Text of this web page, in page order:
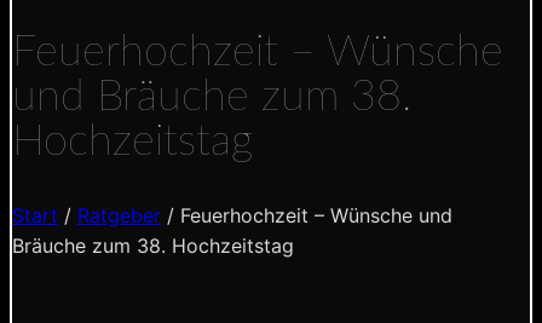
Feuerhochzeit – Wünsche
und Bräuche zum 38.
Hochzeitstag
Start / Ratgeber / Feuerhochzeit – Wünsche und
Bräuche zum 38. Hochzeitstag